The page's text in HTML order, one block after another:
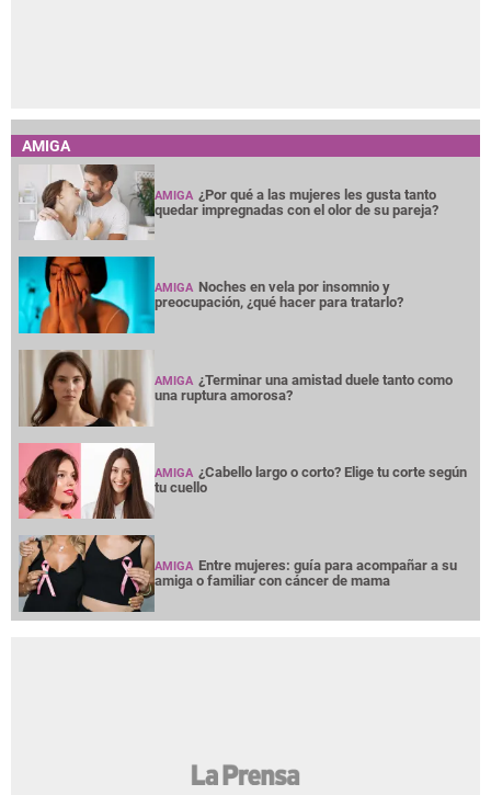
AMIGA
AMIGA ¿Por qué a las mujeres les gusta tanto
quedar impregnadas con el olor de su pareja?
AMIGA Noches en vela por insomnio y
preocupación, ¿qué hacer para tratarlo?
AMIGA ¿Terminar una amistad duele tanto como
una ruptura amorosa?
AMIGA ¿Cabello largo o corto? Elige tu corte según
tu cuello
AMIGA Entre mujeres: guía para acompañar a su
amiga o familiar con cáncer de mama